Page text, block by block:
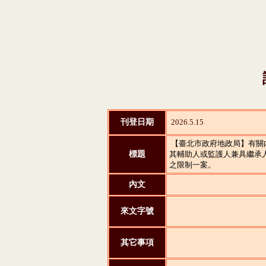
刊登日期 2026.5.15
標題
【臺北市政府地政局】有
其輔助人或監護人兼具繼承
之限制一案。
內文
來文字號
其它事項